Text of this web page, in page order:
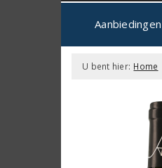
Aanbiedingen
U bent hier: Home